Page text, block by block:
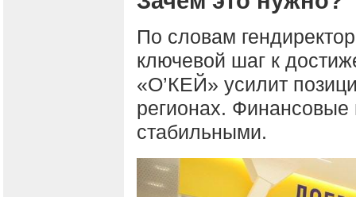
По словам
ключевой шаг к
«О’КЕЙ» усилит
регионах. Финансовые
стабильными.